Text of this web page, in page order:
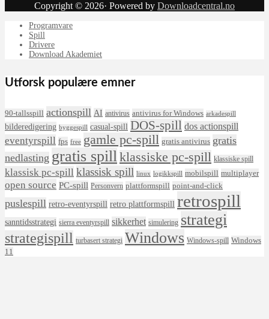
Copyright © 2026· Powered by Downloadcentral.no
Programvare
Spill
Drivere
Download Akademiet
Utforsk populære emner
90-tallsspill actionspill AI antivirus antivirus for Windows arkadespill
bilderedigering byggespill casual-spill DOS-spill dos actionspill
eventyrspill fps free gamle pc-spill gratis antivirus gratis
nedlasting gratis spill klassiske pc-spill klassiske spill
klassisk pc-spill klassisk spill linux logikkspill mobilspill multiplayer
open source PC-spill Personvern plattformspill point-and-click
puslespill retro-eventyrspill retro plattformspill retrospill
sanntidsstrategi sierra eventyrspill sikkerhet simulering strategi
strategispill turbasert strategi Windows Windows-spill Windows
11